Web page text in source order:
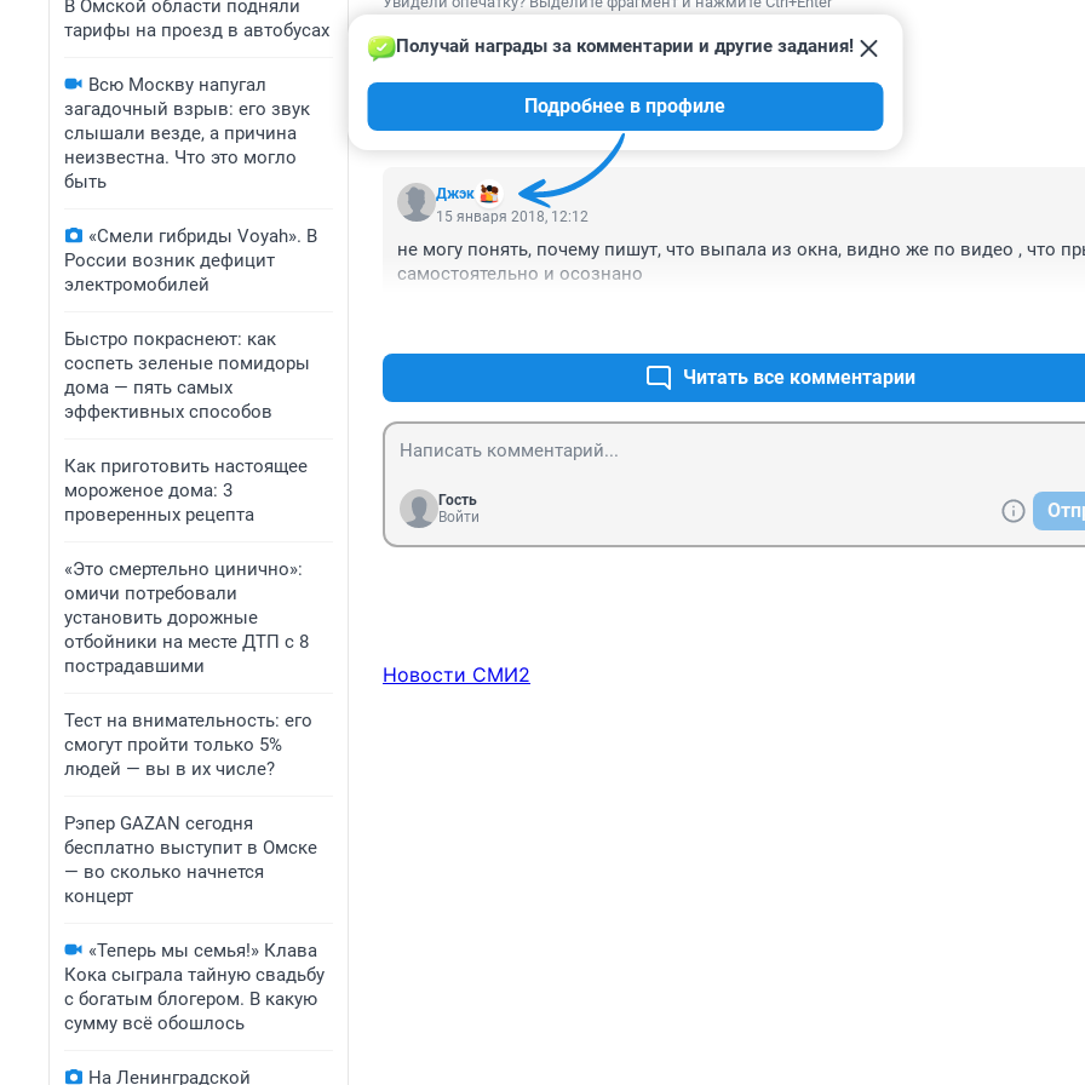
В Омской области подняли
тарифы на проезд в автобусах
Всю Москву напугал
загадочный взрыв: его звук
слышали везде, а причина
неизвестна. Что это могло
быть
«Смели гибриды Voyah». В
России возник дефицит
электромобилей
Быстро покраснеют: как
соспеть зеленые помидоры
дома — пять самых
эффективных способов
Как приготовить настоящее
мороженое дома: 3
проверенных рецепта
«Это смертельно цинично»:
омичи потребовали
установить дорожные
отбойники на месте ДТП с 8
пострадавшими
Тест на внимательность: его
смогут пройти только 5%
людей — вы в их числе?
Рэпер GAZAN сегодня
бесплатно выступит в Омске
— во сколько начнется
концерт
«Теперь мы семья!» Клава
Кока сыграла тайную свадьбу
с богатым блогером. В какую
сумму всё обошлось
На Ленинградской
КОММЕНТАРИИ 2
Джэк
Получай награды за комментарии и другие задания!
Подробнее в профиле
15 января 2018, 12:12
не могу понять, почему пишут, что выпала из окна, видно же по видео , что
самостоятельно и осознано
Читать все комментарии
Гость
Войти
Новости СМИ2